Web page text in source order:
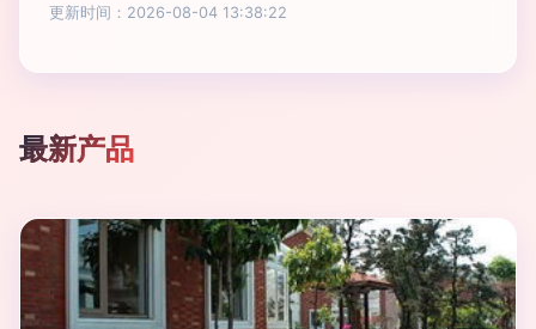
更新时间：2026-08-04 13:38:22
最新产品